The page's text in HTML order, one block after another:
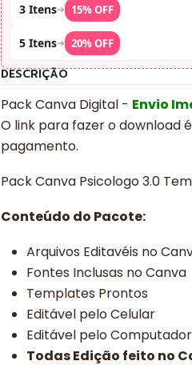
3 Itens➜ 15% OFF
5 Itens➜ 20% OFF
DESCRIÇÃO
Pack Canva Digital - Envio
O link para fazer o download
pagamento.
Pack Canva Psicologo 3.0
Conteúdo do Pacote:
Arquivos Editavéis no
Fontes Inclusas no Canva
Templates Prontos
Editável pelo Celular
Editável pelo Computador
Todas Edição feito no